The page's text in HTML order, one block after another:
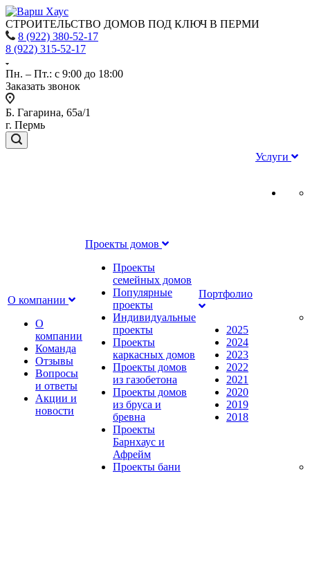
СТРОИТЕЛЬСТВО ДОМОВ ПОД КЛЮЧ В ПЕРМИ
8 (922) 380-52-17
8 (922) 315-52-17
Пн. – Пт.: с 9:00 до 18:00
Заказать звонок
Б. Гагарина, 65а/1
г. Пермь
О компании
О
компании
Команда
Отзывы
Вопросы
и ответы
Акции и
новости
Проекты домов
Проекты
семейных домов
Популярные
проекты
Индивидуальные
проекты
Проекты
каркасных домов
Проекты домов
из газобетона
Проекты домов
из бруса и
бревна
Проекты
Барнхаус и
Афрейм
Проекты бани
Портфолио
2025
2024
2023
2022
2021
2020
2019
2018
Услуги